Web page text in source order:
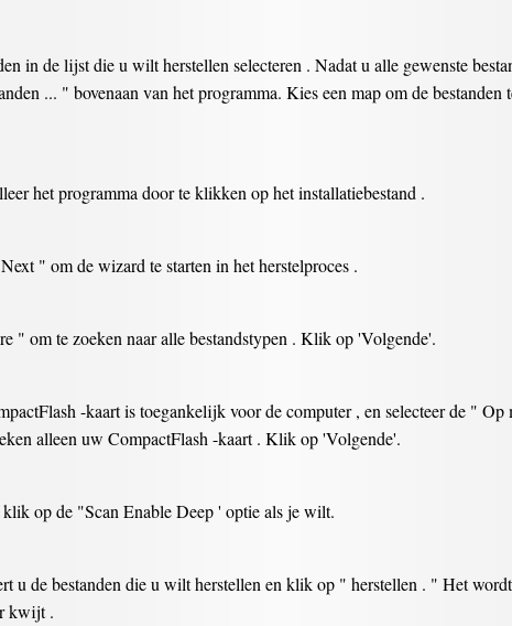
in de lijst die u wilt herstellen selecteren . Nadat u alle gewenste
... " bovenaan van het programma. Kies een map om de bestanden
het programma door te klikken op het installatiebestand .
" om de wizard te starten in het herstelproces .
" om te zoeken naar alle bestandstypen . Klik op 'Volgende'.
-kaart is toegankelijk voor de computer , en selecteer de "
alleen uw CompactFlash -kaart . Klik op 'Volgende'.
op de "Scan Enable Deep ' optie als je wilt.
u de bestanden die u wilt herstellen en klik op " herstellen . " Het
kwijt .